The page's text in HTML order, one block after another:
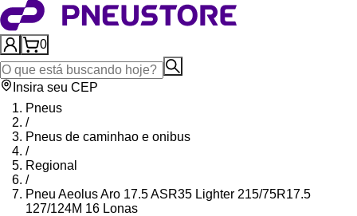
0
Insira seu CEP
Pneus
/
Pneus de caminhao e onibus
/
Regional
/
Pneu Aeolus Aro 17.5 ASR35 Lighter 215/75R17.5
127/124M 16 Lonas